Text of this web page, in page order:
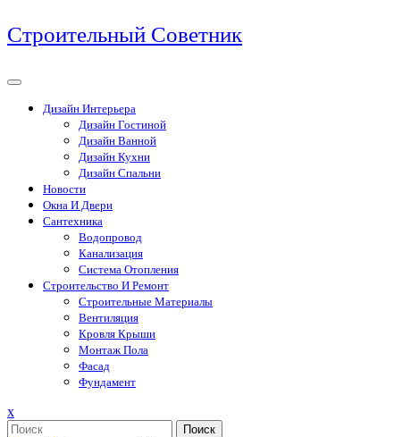
Перейти
к
Строительный Советник
Дизайн Интерьера
Дизайн Гостиной
Дизайн Ванной
Дизайн Кухни
Дизайн Спальни
Новости
Окна И Двери
Сантехника
Водопровод
Канализация
Система Отопления
Строительство И Ремонт
Строительные Материалы
Вентиляция
Кровля Крыши
Монтаж Пола
Фасад
Фундамент
xЗакрыть
меню
Поиск